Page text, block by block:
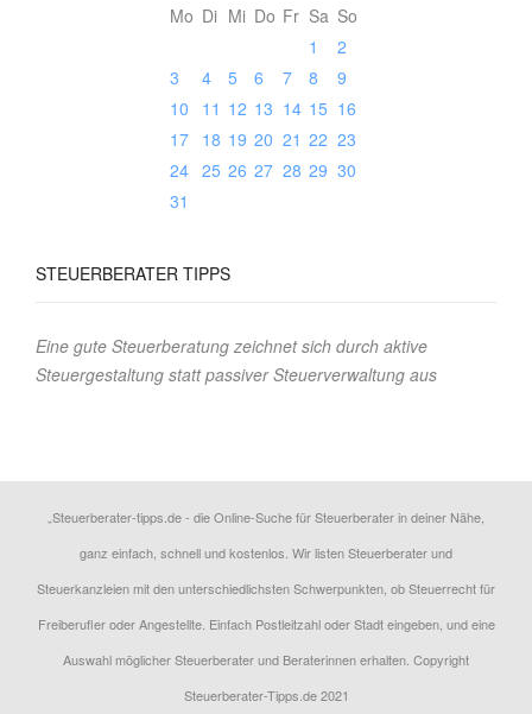
Mo Di Mi Do Fr Sa So
1
2
3
4 5 6 7 8
9
10
11 12 13 14 15 16
17
18 19 20 21 22 23
24 25 26 27 28 29 30
31
STEUERBERATER TIPPS
Eine gute Steuerberatung zeichnet sich durch aktive
Steuergestaltung statt passiver Steuerverwaltung aus
„Steuerberater-tipps.de - die Online-Suche für Steuerberater in deiner Nähe,
ganz einfach, schnell und kostenlos. Wir listen Steuerberater und
Steuerkanzleien mit den unterschiedlichsten Schwerpunkten, ob Steuerrecht für
Freiberufler oder Angestellte. Einfach Postleitzahl oder Stadt eingeben, und eine
Auswahl möglicher Steuerberater und Beraterinnen erhalten. Copyright
Steuerberater-Tipps.de 2021